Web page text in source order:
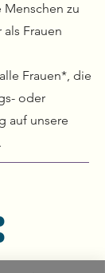
Menschen zu
Frauen
Frauen*, die
oder
auf unsere